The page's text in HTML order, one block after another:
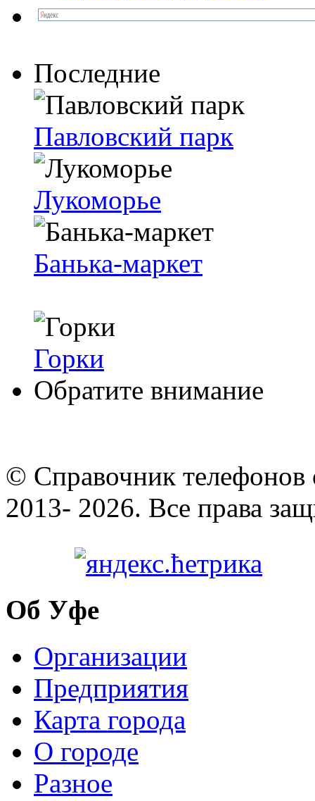
Последние
Павловский парк
Лукоморье
Бань­ка-мар­кет
Горки
Обратите внимание
© Cправочник телефонов
2013- 2026. Все права
Об Уфе
Организации
Предприятия
Карта города
О городе
Разное